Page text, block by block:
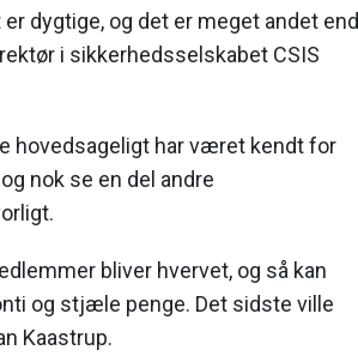
dygtige, og det er meget andet end
i sikkerhedsselskabet CSIS
hovedsageligt har været kendt for
nok se en del andre
bliver hvervet, og så kan
og stjæle penge. Det sidste ville
Kaastrup.